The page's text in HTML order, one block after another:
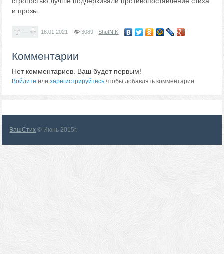
и прозы.
— 18.01.2021 3089 ShutNIK
Комментарии
Нет комментариев. Ваш будет первым!
Войдите илизарегистрируйтесь чтобы добавлять комментарии
ВашСтих © Июнь 2015г.